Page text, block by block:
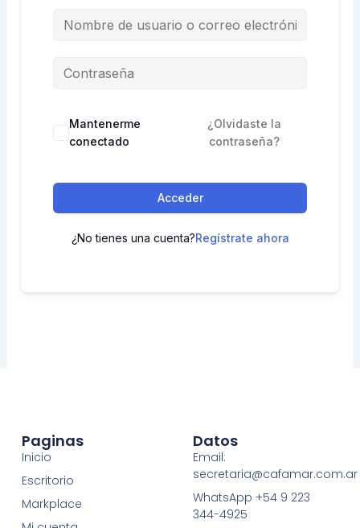
Mantenerme
conectado
¿Olvidaste la
contraseña?
Acceder
¿No tienes una cuenta?Regístrate ahora
Paginas
Inicio
Escritorio
Markplace
Datos
Email:
secretaria@cafamar.com.ar
WhatsApp +54 9 223
344-4925